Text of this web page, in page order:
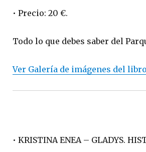
• Precio: 20 €.
Todo lo que debes saber del
Ver Galería de imágenes del libro
• KRISTINA ENEA – GLADYS.